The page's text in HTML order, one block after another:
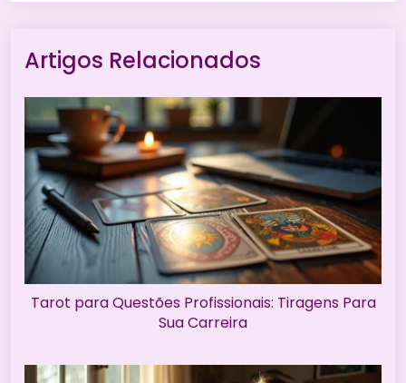
Artigos Relacionados
Tarot para Questões Profissionais: Tiragens Para
Sua Carreira